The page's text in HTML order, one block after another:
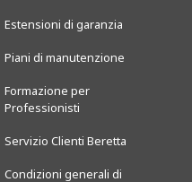
Estensioni di garanzia
Piani di manutenzione
Formazione per
Professionisti
Servizio Clienti Beretta
Condizioni generali di